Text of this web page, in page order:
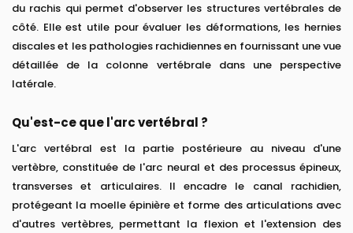
du rachis qui permet d'observer les structures vertébrales de
côté. Elle est utile pour évaluer les déformations, les hernies
discales et les pathologies rachidiennes en fournissant une vue
détaillée de la colonne vertébrale dans une perspective
latérale.
Qu'est-ce que l'arc vertébral ?
L'arc vertébral est la partie postérieure au niveau d'une
vertèbre, constituée de l'arc neural et des processus épineux,
transverses et articulaires. Il encadre le canal rachidien,
protégeant la moelle épinière et forme des articulations avec
d'autres vertèbres, permettant la flexion et l'extension des